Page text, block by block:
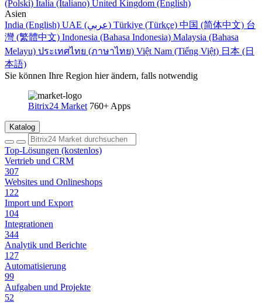
(Polski) Italia (Italiano) United Kingdom (English)
Asien
India (English)
UAE (عربي) Türkiye (Türkçe) 中国 (简体中文) 台
灣 (繁體中文) Indonesia (Bahasa Indonesia) Malaysia (Bahasa
Melayu) ประเทศไทย (ภาษาไทย) Việt Nam (Tiếng Việt) 日本 (日
本語)
Sie können Ihre Region hier ändern, falls notwendig
Bitrix24 Market 760+ Apps
Katalog
Top-Lösungen (kostenlos)
Vertrieb und CRM
307
Websites und Onlineshops
122
Import und Export
104
Integrationen
344
Analytik und Berichte
127
Automatisierung
99
Aufgaben und Projekte
52